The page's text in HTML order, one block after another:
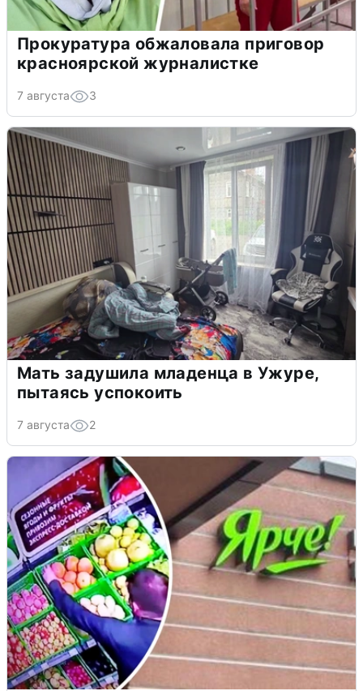
Прокуратура обжаловала приговор
красноярской журналистке
7 августа 3
Мать задушила младенца в Ужуре,
пытаясь успокоить
7 августа 2